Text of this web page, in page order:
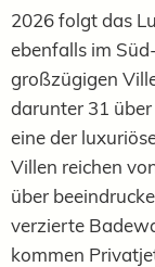
2026 folgt das
ebenfalls im
großzügigen
darunter 31
eine der
Villen reichen
über
verzierte
kommen